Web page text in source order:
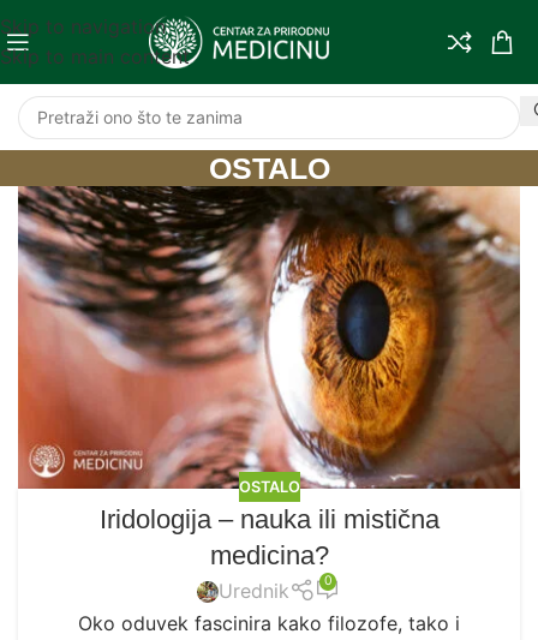
Skip to navigation
Skip to main content
OSTALO
OSTALO
Iridologija – nauka ili mistična
medicina?
Urednik 0
Oko oduvek fascinira kako filozofe, tako i